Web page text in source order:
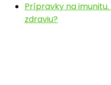
Prípravky na
zdraviu?